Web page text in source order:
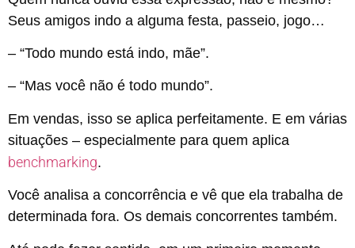
Seus amigos indo a alguma festa, passeio, jogo…
– “Todo mundo está indo, mãe”.
– “Mas você não é todo mundo”.
Em vendas, isso se aplica perfeitamente. E em várias
situações – especialmente para quem aplica
benchmarking.
Você analisa a concorrência e vê que ela trabalha de
determinada fora. Os demais concorrentes também.